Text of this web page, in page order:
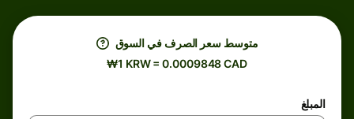
متوسط ​​سعر الصرف في السوق
₩1 KRW = 0.0009848 CAD
المبلغ